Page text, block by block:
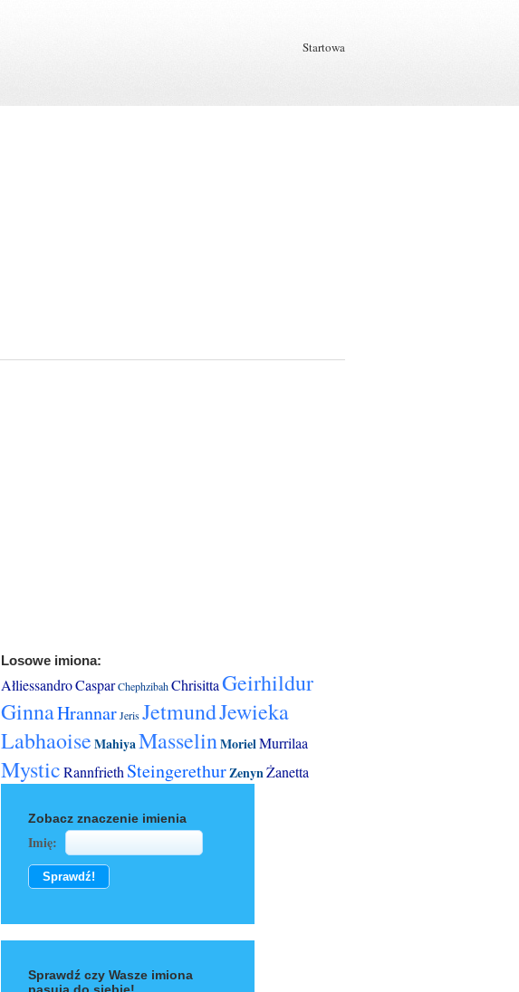
Startowa
Losowe imiona:
AłliessandroCasparChephzibahChrisittaGeirhildur
GinnaHrannarJerisJetmundJewieka
LabhaoiseMahiyaMasselinMorielMurrilaa
MysticRannfrieth SteingerethurZenynŻanetta
Zobacz znaczenie imienia
Imię:
Sprawdź czy Wasze imiona